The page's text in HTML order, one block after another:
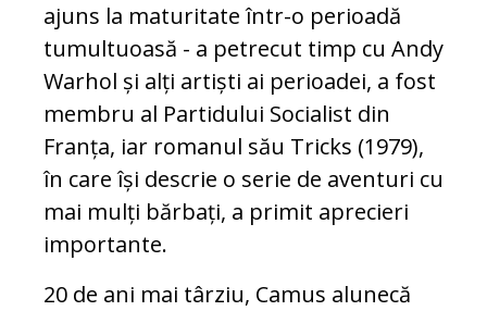
ajuns la maturitate într-o perioadă
tumultuoasă - a petrecut timp cu Andy
Warhol și alți artiști ai perioadei, a fost
membru al Partidului Socialist din
Franța, iar romanul său Tricks (1979),
în care își descrie o serie de aventuri cu
mai mulți bărbați, a primit aprecieri
importante.
20 de ani mai târziu, Camus alunecă